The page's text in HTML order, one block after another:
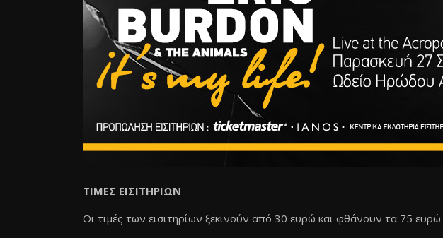
ΤΙΜΕΣ ΕΙΣΙΤΗΡΙΩΝ
Οι τιμές των εισιτηρίων ξεκινούν από 30 ευρώ και φθάνουν τα 75 ευρώ.